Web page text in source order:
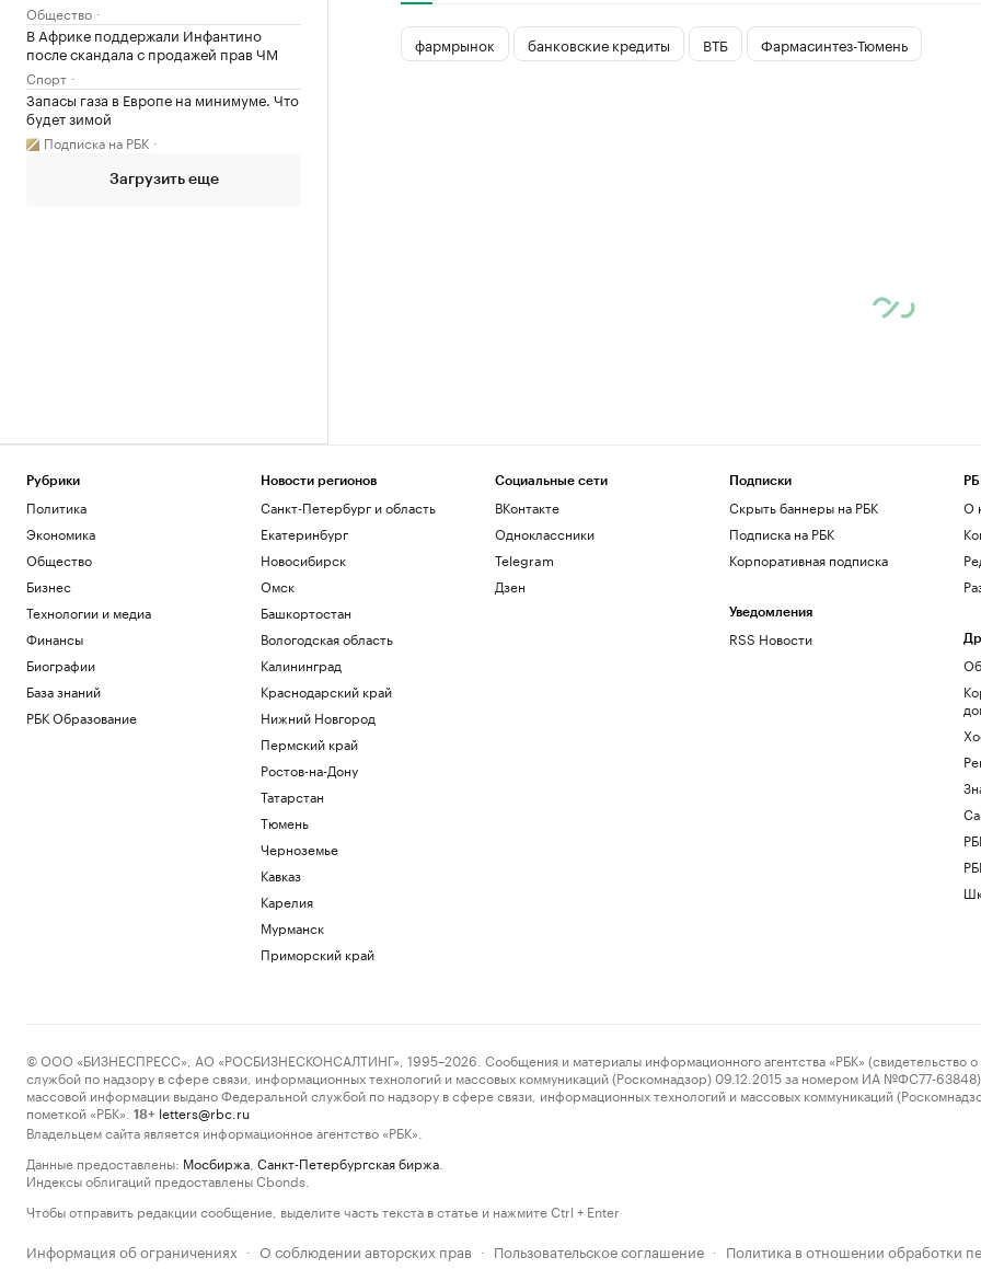
Общество
В Африке поддержали Инфантино
после скандала с продажей прав ЧМ
Спорт
Запасы газа в Европе на минимуме. Что
будет зимой
Подписка на РБК
Загрузить еще
фармрынок банковские кредиты ВТБ Фармасинтез-Тюмень
Рубрики
Политика
Экономика
Общество
Бизнес
Технологии и медиа
Финансы
Биографии
База знаний
РБК Образование
Новости регионов
Санкт-Петербург и область
Екатеринбург
Новосибирск
Омск
Башкортостан
Вологодская область
Калининград
Краснодарский край
Нижний Новгород
Пермский край
Ростов-на-Дону
Татарстан
Тюмень
Черноземье
Кавказ
Карелия
Мурманск
Приморский край
Социальные сети
ВКонтакте
Одноклассники
Telegram
Дзен
Подписки
Скрыть баннеры на РБК
Подписка на РБК
Корпоративная подписка
Уведомления
RSS Новости
О
© ООО «БИЗНЕСПРЕСС», АО «РОСБИЗНЕСКОНСАЛТИНГ», 1995–2026. Сообщения и материалы информационного агентства «РБК» (свидетельство о
службой по надзору в сфере связи, информационных технологий и массовых коммуникаций (Роскомнадзор) 09.12.2015 за номером ИА №ФС77-63848)
массовой информации выдано Федеральной службой по надзору в сфере связи, информационных технологий и массовых коммуникаций
пометкой «РБК».
18+ letters@rbc.ru
Владельцем сайта является информационное агентство «РБК».
Данные предоставлены: Мосбиржа Санкт-Петербургская биржа
Индексы облигаций предоставлены Cbonds.
Чтобы отправить редакции сообщение, выделите часть текста в статье и нажмите Ctrl + Enter
Информация об ограничениях · О соблюдении авторских прав · Пользовательское соглашение · Политика в отношении обработки